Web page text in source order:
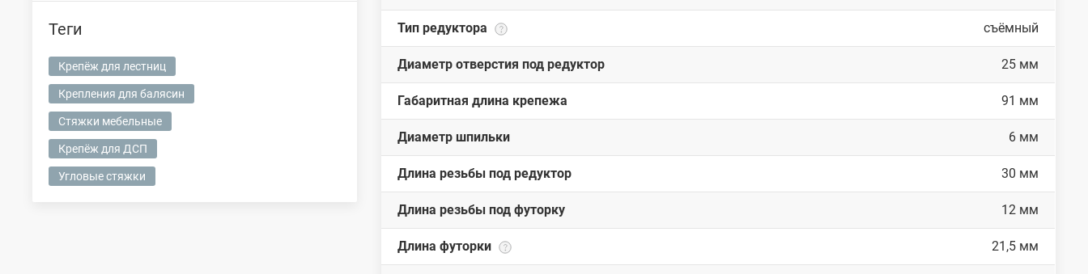
Теги
Крепёж для лестниц
Крепления для балясин
Стяжки мебельные
Крепёж для ДСП
Угловые стяжки
Тип редуктора съёмный
Диаметр отверстия под редуктор 25 мм
Габаритная длина крепежа 91 мм
Диаметр шпильки 6 мм
Длина резьбы под редуктор 30 мм
Длина резьбы под футорку 12 мм
Длина футорки 21,5 мм